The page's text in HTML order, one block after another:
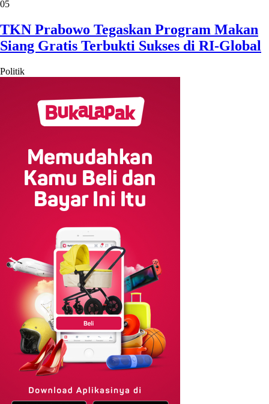
05
TKN Prabowo Tegaskan Program Makan
Siang Gratis Terbukti Sukses di RI-Global
Politik